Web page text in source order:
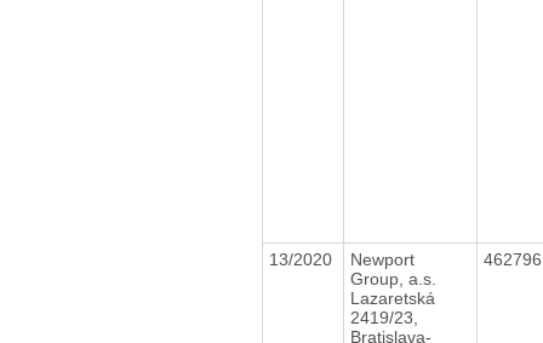
13/2020
Newport
Group, a.s.
Lazaretská
2419/23,
Bratislava-